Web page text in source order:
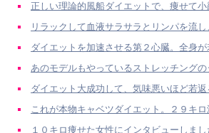
正しい理論的風船ダイエットで、痩せて小
リラックして血液サラサラとリンパを流
ダイエットを加速させる第２心臓。全身が
あのモデルもやっているストレッチング
ダイエット大成功して、気味悪いほど若
これが本物キャベツダイエット。２９キ
１０キロ痩せた女性にインタビューしま